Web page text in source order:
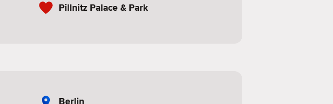
Pillnitz Palace & Park
Berlin